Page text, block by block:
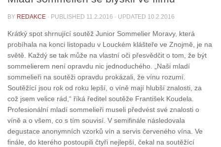
BY REDAKCE · PUBLISHED 11.2.2016 · UPDATED 10.2.2016
Krátký spot shrnující soutěž Junior Sommelier Moravy, která
probíhala na konci listopadu v Louckém klášteře ve Znojmě, je na
světě. Každý se tak může na vlastní oči přesvědčit o tom, že být
sommelierem není opravdu nic jednoduchého. „Naši mladí
sommelieři na soutěži opravdu prokázali, že vínu rozumí.
Soutěžící jsou rok od roku lepší, o víně mají hlubší znalosti, za
což jsem velice rád,“ říká ředitel soutěže František Koudela.
Profesionální mladí sommelieři museli předvést své znalosti o
víně a o všem, co s tím souvisí. V semifinále následovala
degustace anonymních vzorků vín a servis červeného vína. Ve
finále, do kterého postoupili čtyři nejlepší, čekal na soutěžící